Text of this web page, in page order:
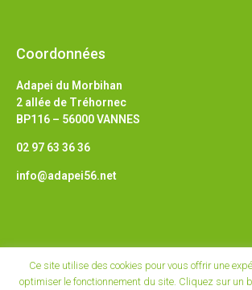
Coordonnées
Adapei du Morbihan
2 allée de Tréhornec
BP116 – 56000 VANNES
02 97 63 36 36
info@adapei56.net
© Tous droits réservés
Ce site utilise des cookies pour vous offrir une
optimiser le fonctionnement du site. Cliquez sur un